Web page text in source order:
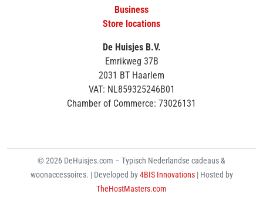
Business
Store locations
De Huisjes B.V.
Emrikweg 37B
2031 BT Haarlem
VAT: NL859325246B01
Chamber of Commerce: 73026131
© 2026 DeHuisjes.com – Typisch Nederlandse cadeaus &
woonaccessoires. | Developed by4BIS Innovations | Hosted by
TheHostMasters.com